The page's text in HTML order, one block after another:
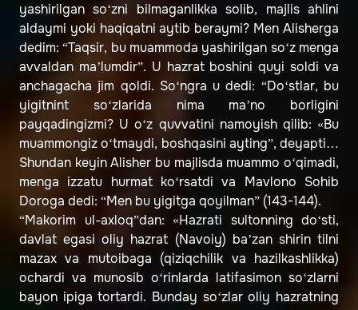
yashirilgan so‘zni bilmaganlikka solib, majlis ahlini
aldaymi yoki haqiqatni aytib beraymi? Men Alisherga
dedim: “Taqsir, bu muammoda yashirilgan so‘z menga
avvaldan ma’lumdir”. U hazrat boshini quyi soldi va
anchagacha jim qoldi. So‘ngra u dedi: “Do‘stlar, bu
yigitnint so‘zlarida nima ma’no borligini
payqadingizmi? U o‘z quvvatini namoyish qilib: «Bu
muammongiz o‘tmaydi, boshqasini ayting”, deyapti…
Shundan keyin Alisher bu majlisda muammo o‘qimadi,
menga izzatu hurmat ko‘rsatdi va Mavlono Sohib
Doroga dedi: “Men bu yigitga qoyilman” (143-144).
“Makorim ul-axloq”dan: «Hazrati sultonning do‘sti,
davlat egasi oliy hazrat (Navoiy) ba’zan shirin tilni
mazax va mutoibaga (qiziqchilik va hazilkashlikka)
ochardi va munosib o‘rinlarda latifasimon so‘zlarni
bayon ipiga tortardi. Bunday so‘zlar oliy hazratning